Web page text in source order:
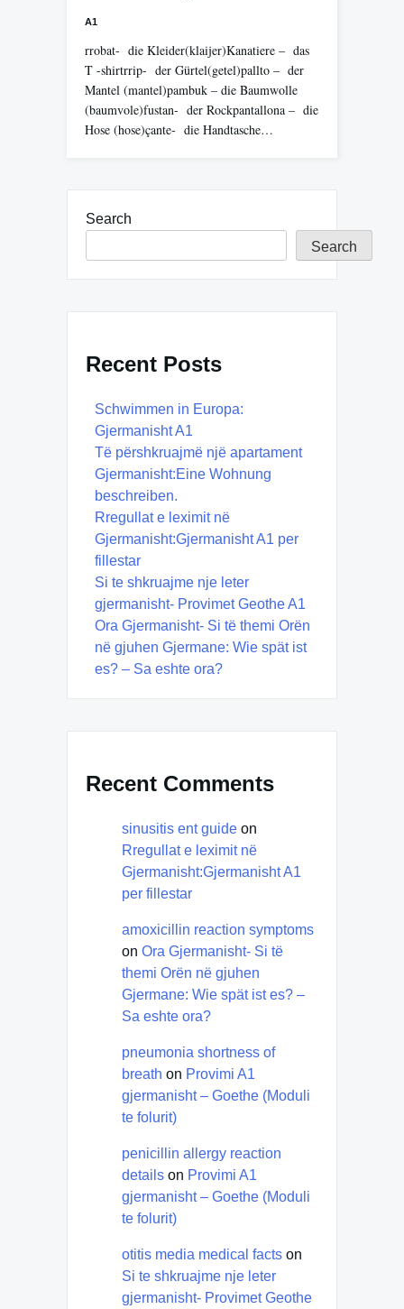
A1
rrobat- die Kleider(klaijer)Kanatiere – das
T -shirtrrip- der Gürtel(getel)pallto – der
Mantel (mantel)pambuk – die Baumwolle
(baumvole)fustan- der Rockpantallona – die
Hose (hose)çante- die Handtasche…
Search
Search
Recent Posts
Schwimmen in Europa:
Gjermanisht A1
Të përshkruajmë një apartament
Gjermanisht:Eine Wohnung
beschreiben.
Rregullat e leximit në
Gjermanisht:Gjermanisht A1 per
fillestar
Si te shkruajme nje leter
gjermanisht- Provimet Geothe A1
Ora Gjermanisht- Si të themi Orën
në gjuhen Gjermane: Wie spät ist
es? – Sa eshte ora?
Recent Comments
sinusitis ent guide on
Rregullat e leximit në
Gjermanisht:Gjermanisht A1
per fillestar
amoxicillin reaction symptoms
on Ora Gjermanisht- Si të
themi Orën në gjuhen
Gjermane: Wie spät ist es? –
Sa eshte ora?
pneumonia shortness of
breath on Provimi A1
gjermanisht – Goethe (Moduli
te folurit)
penicillin allergy reaction
details on Provimi A1
gjermanisht – Goethe (Moduli
te folurit)
otitis media medical facts on
Si te shkruajme nje leter
gjermanisht- Provimet Geothe